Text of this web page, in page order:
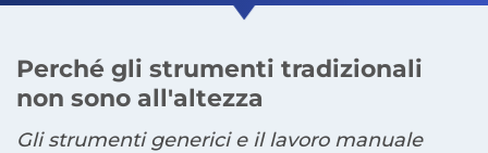
Perché gli strumenti tradizionali
non sono all'altezza
Gli strumenti generici e il lavoro manuale